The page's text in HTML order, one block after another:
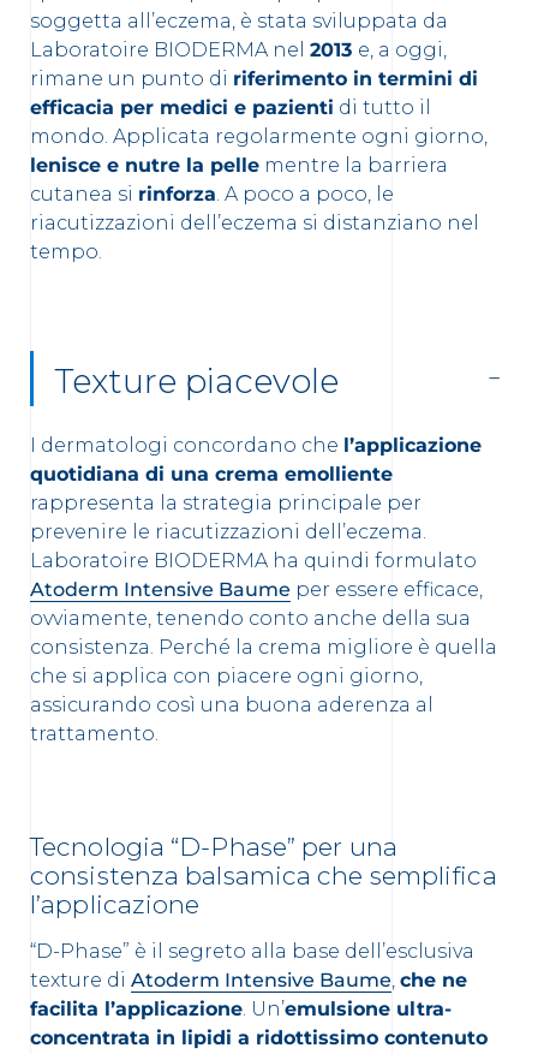
soggetta all’eczema, è stata sviluppata da
Laboratoire BIODERMA nel 2013 e, a oggi,
rimane un punto di riferimento in termini di
efficacia per medici e pazienti di tutto il
mondo. Applicata regolarmente ogni giorno,
lenisce e nutre la pelle mentre la barriera
cutanea si rinforza. A poco a poco, le
riacutizzazioni dell’eczema si distanziano nel
tempo.
Texture piacevole
I dermatologi concordano che l’applicazione
quotidiana di una crema emolliente
rappresenta la strategia principale per
prevenire le riacutizzazioni dell’eczema.
Laboratoire BIODERMA ha quindi formulato
Atoderm Intensive Baume per essere efficace,
ovviamente, tenendo conto anche della sua
consistenza. Perché la crema migliore è quella
che si applica con piacere ogni giorno,
assicurando così una buona aderenza al
trattamento.
Tecnologia “D-Phase” per una
consistenza balsamica che semplifica
l’applicazione
“D-Phase” è il segreto alla base dell’esclusiva
texture di Atoderm Intensive Baume, che ne
facilita l’applicazione. Un’emulsione ultra-
concentrata in lipidi a ridottissimo contenuto